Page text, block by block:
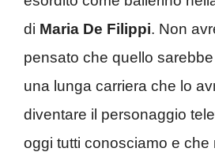
di Maria De Filippi. Non
pensato che quello sarebbe
una lunga carriera che lo
diventare il personaggio
oggi tutti conosciamo e che